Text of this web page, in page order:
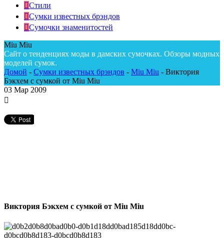
Стили
Сумки известных брэндов
Сумочки знаменитостей
Miu Miu
Сайт о тенденциях моды в дамских сумочках. Обзоры модных
моделей сумок.
Домой - Сумки известных брэндов - Miu Miu - Виктория
Бэкхем с сумкой от Miu Miu
03 Мар 2009
Виктория Бэкхем с сумкой от Miu Miu